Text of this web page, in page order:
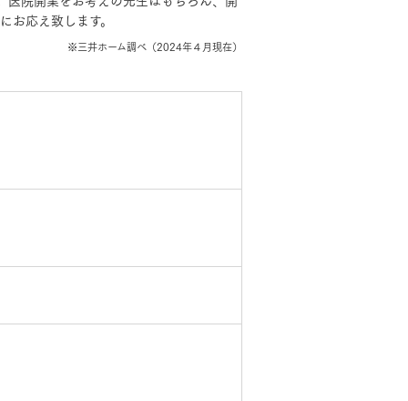
長期保証
応え致します。
※三井ホーム調べ（2024年４月現在）